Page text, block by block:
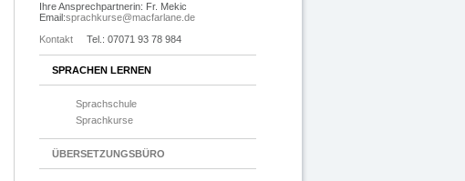
Ihre Ansprechpartnerin: Fr. Mekic
Email:sprachkurse@macfarlane.de
KontaktTel.: 07071 93 78 984
SPRACHEN LERNEN
Sprachschule
Sprachkurse
ÜBERSETZUNGSBÜRO